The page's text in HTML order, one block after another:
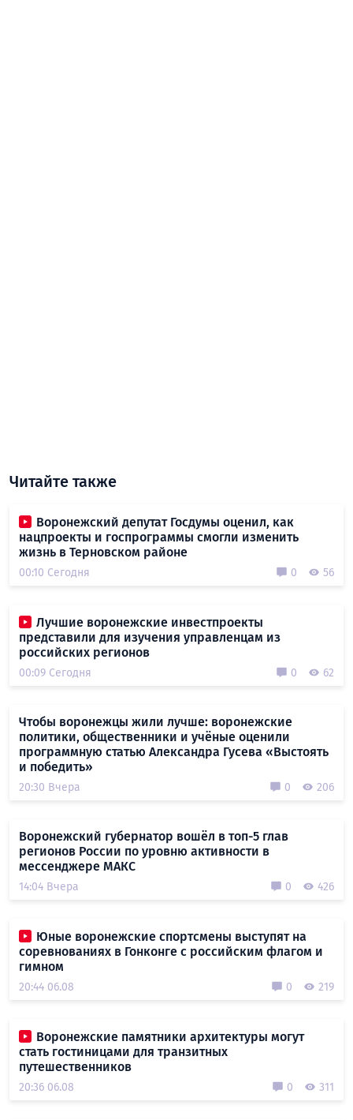
Читайте также
Воронежский депутат Госдумы оценил, как
нацпроекты и госпрограммы смогли изменить
жизнь в Терновском районе
00:10 Сегодня 0 56
Лучшие воронежские инвестпроекты
представили для изучения управленцам из
российских регионов
00:09 Сегодня 0 62
Чтобы воронежцы жили лучше: воронежские
политики, общественники и учёные оценили
программную статью Александра Гусева «Выстоять
и победить»
20:30 Вчера 0 206
Воронежский губернатор вошёл в топ-5 глав
регионов России по уровню активности в
мессенджере МАКС
14:04 Вчера 0 426
Юные воронежские спортсмены выступят на
соревнованиях в Гонконге с российским флагом и
гимном
20:44 06.08 0 219
Воронежские памятники архитектуры могут
стать гостиницами для транзитных
путешественников
20:36 06.08 0 311